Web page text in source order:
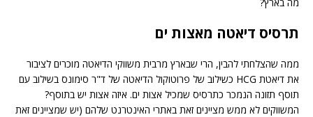
תרסיס דיאטה מאצות ים
ממה שהצלחתי להבין, הרי שבארץ מרבית משווקי הדיאטה מוכרים לציבור
את דיאטת HCG כשילוב של פרוטוקול הדיאטה של ד"ר סימונס בשילוב עם
תוסף תזונה הנמכר כתרסיס שמכיל אצות ים. איזה אצות יש בתוסף?
המשווקים לא ממש מציינים זאת באתרי האינטרנט שלהם (יש שמציינים זאת